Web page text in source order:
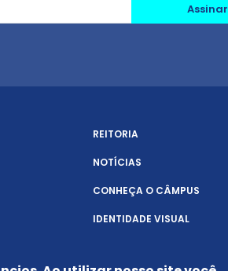
Assinar
REITORIA
NOTÍCIAS
CONHEÇA O CÂMPUS
IDENTIDADE VISUAL